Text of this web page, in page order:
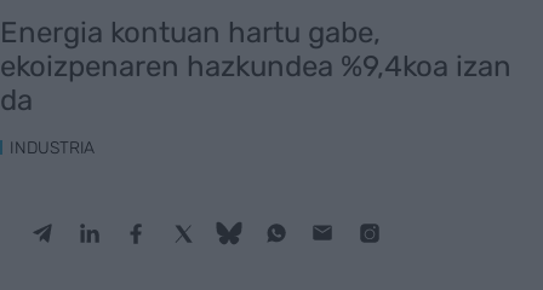
Energia kontuan hartu gabe,
ekoizpenaren hazkundea %9,4koa izan
da
INDUSTRIA